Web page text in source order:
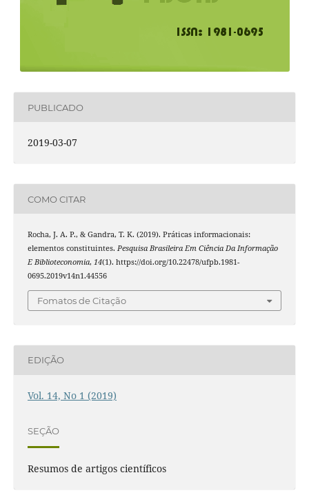
PUBLICADO
2019-03-07
COMO CITAR
Rocha, J. A. P., & Gandra, T. K. (2019). Práticas informacionais:
elementos constituintes. Pesquisa Brasileira Em Ciência Da Informação
E Biblioteconomia, 14(1). https://doi.org/10.22478/ufpb.1981-
0695.2019v14n1.44556
Fomatos de Citação
EDIÇÃO
Vol. 14, No 1 (2019)
SEÇÃO
Resumos de artigos científicos